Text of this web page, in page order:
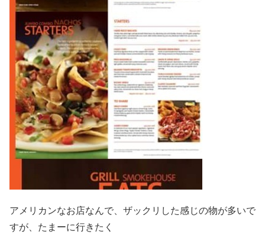
アメリカンなお店なんで、ザックリした感じの物が多いで
すが、たまーに行きたく